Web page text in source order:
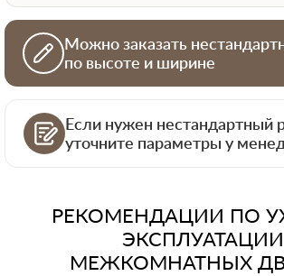
Можно заказать
по высоте и ширине
Если нужен нестандартный
уточните параметры у
РЕКОМЕНДАЦИИ ПО
ЭКСПЛУАТАЦИИ
МЕЖКОМНАТНЫХ